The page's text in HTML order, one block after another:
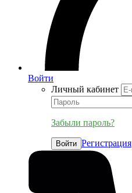
Войти
Личный кабинет
Забыли пароль?
Войти Регистрация